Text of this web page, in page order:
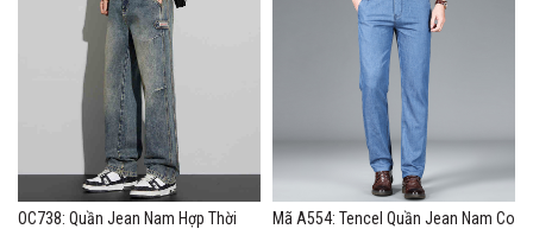
OC738: Quần Jean Nam Hợp Thời
Mã A554: Tencel Quần Jean Nam Co